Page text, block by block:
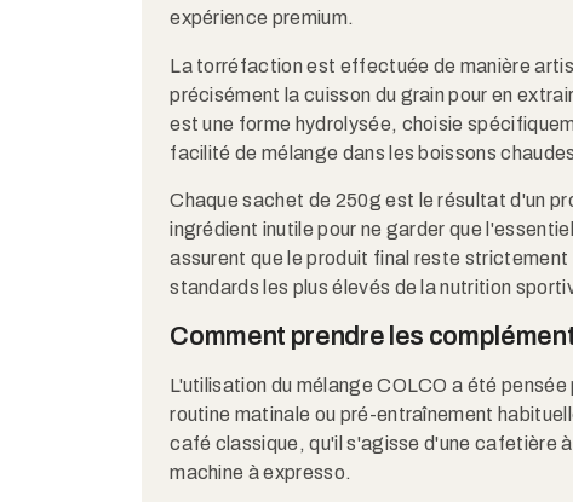
expérience premium.
La torréfaction est effectuée de manière
précisément la cuisson du grain pour en
est une forme hydrolysée, choisie
facilité de mélange dans les boissons
Chaque sachet de 250g est le résultat d'un
ingrédient inutile pour ne garder que
assurent que le produit final reste
standards les plus élevés de la nutrition
Comment prendre les
L'utilisation du mélange COLCO a été
routine matinale ou pré-entraînement
café classique, qu'il s'agisse d'une cafetière
machine à expresso.